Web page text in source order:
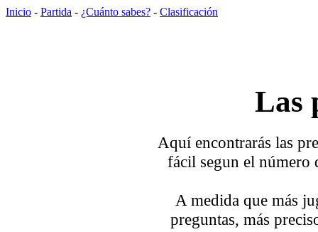
Inicio - Partida - ¿Cuánto sabes? - Clasificación
Las
Aquí encontrarás las
fácil segun el número
A medida que más
preguntas, más